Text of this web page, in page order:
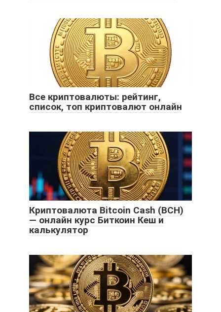
Все криптовалюты: рейтинг,
список, топ криптовалют онлайн
Криптовалюта Bitcoin Cash (BCH)
— онлайн курс Биткоин Кеш и
калькулятор